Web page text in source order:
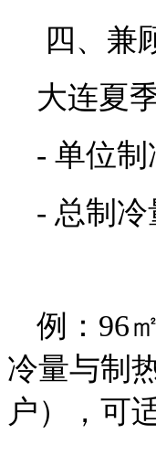
四、兼
大连夏
- 单位
- 总制
例：96
冷量与制
户），可